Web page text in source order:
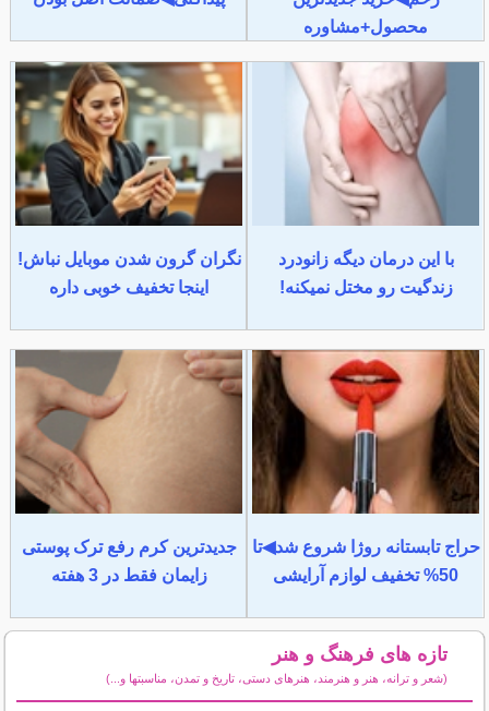
محصول+مشاوره
با این درمان دیگه زانودرد
زندگیت رو مختل نمیکنه!
نگران گرون شدن موبایل نباش!
اینجا تخفیف خوبی داره
حراج تابستانه روژا شروع شد◀تا
50% تخفیف لوازم آرایشی
جدیدترین کرم رفع ترک پوستی
زایمان فقط در 3 هفته
تازه های فرهنگ و هنر
(شعر و ترانه، هنر و هنرمند، هنرهای دستی، تاریخ و تمدن، مناسبتها و...)